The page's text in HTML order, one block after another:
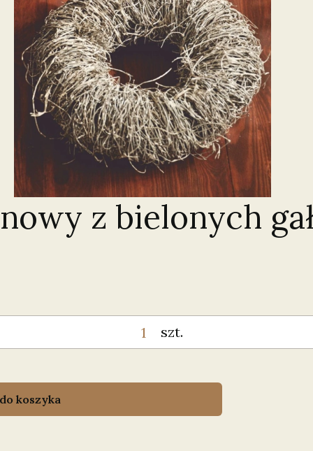
z bielonych
szt.
koszyka